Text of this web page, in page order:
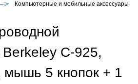
Компьютерные и мобильные аксессуары
C-925,
мышь 5 кнопок + 1